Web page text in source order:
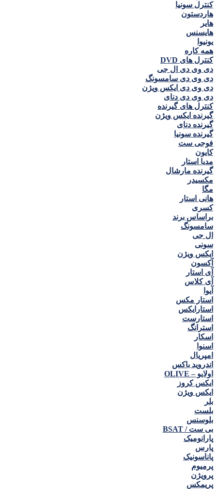
کنترل سونيا
هاردستون
هاير
هايسنس
يونيوا
همه كاره
کنترل های DVD
دی وی دی ال جی
دی وی دی سامسونگ
دی وی دی ايكس ويژن
دی وی دی دنای
کنترل های گیرنده
گیرنده ايكس ويژن
گیرنده دنای
گیرنده سونیا
فوجی ست
كايون
مديا استار
گیرنده مارشال
مكسيدر
مگا
هانی استار
كسری
براساس برند
سامسونگ
ال جی
سونی
ایکس ویژن
آکسون
آی استار
آی کلاس
آیوا
استار مکس
استارایکس
استارست
استرانگ
اسکار
اسنوا
امپریال
اندروید باکس
اولایو – OLIVE
ایکس کروز
ایکس ویژن
بلر
بلست
بلوسنس
بی ست / BSAT
پارانومیک
پارس
پاناسونیک
پرمیوم
پرویژن
پریمکس